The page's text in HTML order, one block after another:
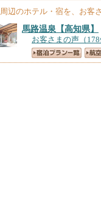
周辺のホテル・宿を、お客
馬路温泉 【高知県】
お客さまの声（178